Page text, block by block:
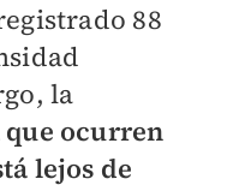
88
la
ocurren
lejos de